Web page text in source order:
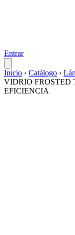
Entrar
Inicio › Catálogo ›
VIDRIO FROSTED
EFICIENCIA